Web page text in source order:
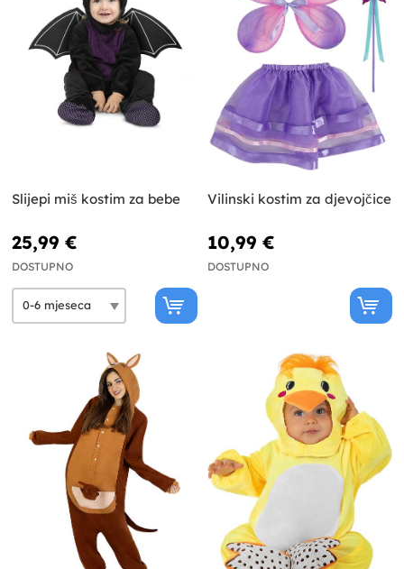
Slijepi miš kostim za bebe
25,99 €
DOSTUPNO
Vilinski kostim za djevojčice
10,99 €
DOSTUPNO